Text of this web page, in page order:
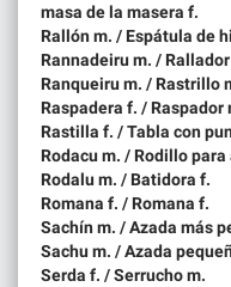
masa de la masera f.
Rallón m. / Espátula de
Rannadeiru m. /
Ranqueiru m. / Rastrillo
Raspadera f. / Raspador
Rastilla f. / Tabla con
Rodacu m. / Rodillo
Rodalu m. / Batidora f.
Romana f. / Romana f.
Sachín m. / Azada más
Sachu m. / Azada
Serda f. / Serrucho m.